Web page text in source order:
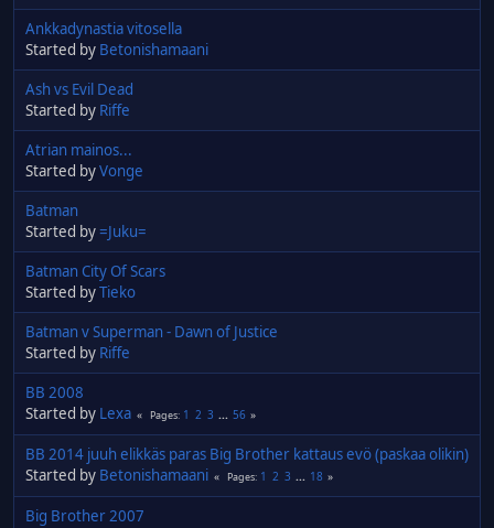
Ankkadynastia vitosella
Started by Betonishamaani
Ash vs Evil Dead
Started by Riffe
Atrian mainos...
Started byVonge
Batman
Started by=Juku=
Batman City Of Scars
Started byTieko
Batman v Superman - Dawn of Justice
Started by Riffe
BB 2008
Started by Lexa Pages 1 2 3 ... 56
BB 2014 juuh elikkäs paras Big Brother kattaus evö (paskaa olikin)
Started by Betonishamaani Pages 1 2 3 ... 18
Big Brother 2007